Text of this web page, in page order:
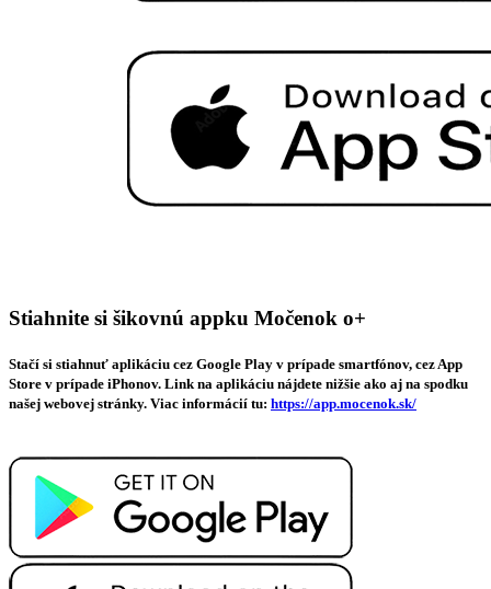
Stiahnite si šikovnú appku Močenok o+
Stačí si stiahnuť aplikáciu cez Google Play v prípade smartfónov, cez App
Store v prípade iPhonov. Link na aplikáciu nájdete nižšie ako aj na spodku
našej webovej stránky. Viac informácií tu: https://app.mocenok.sk/